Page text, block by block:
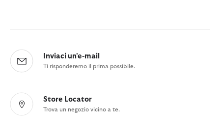
Inviaci un'e-mail
Ti risponderemo il prima possibile.
Store Locator
Trova un negozio vicino a te.